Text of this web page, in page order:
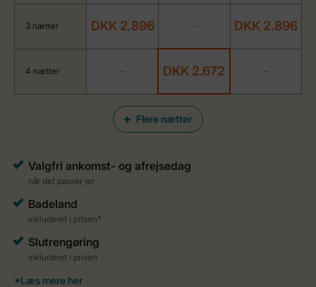
Flere nætter
3 nætter DKK 2.896 - DKK 2.896
4 nætter - DKK 2.672 -